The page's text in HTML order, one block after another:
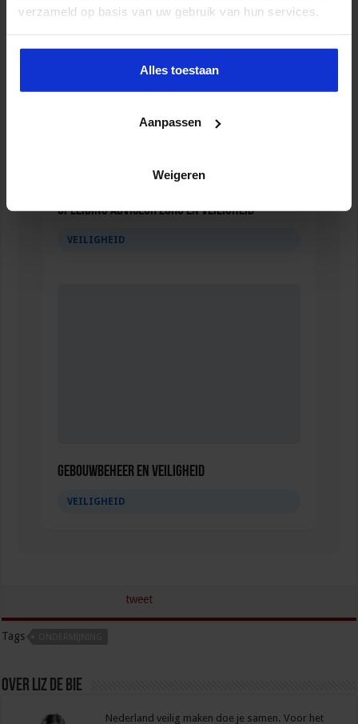
verzameld op basis van uw gebruik van hun services.
Alles toestaan
Aanpassen
Weigeren
Opleiding Adviseur zorg en veiligheid
VEILIGHEID
Gebouwbeheer en veiligheid
VEILIGHEID
tweet
Tags
Over Liz de Bie
Nederland veilig maken doe je samen. Voor het